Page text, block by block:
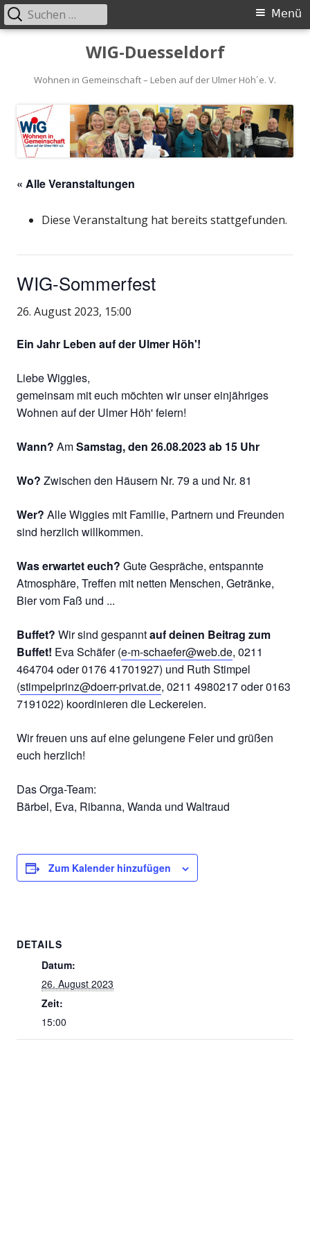
WIG-Duesseldorf
Wohnen in Gemeinschaft – Leben auf der Ulmer Höh´e. V.
Primäres
Menü
Suchen
nach:
« Alle Veranstaltungen
Diese Veranstaltung hat bereits stattgefunden.
WIG-Sommerfest
26. August 2023, 15:00
Ein Jahr Leben aufder Ulmer Höh'!
Liebe Wiggies,
gemeinsam mit euch möchten wir unser einjähriges
Wohnen auf der Ulmer Höh' feiern!
Wann? AmSamstag, den 26.08.2023 ab 15 Uhr
Wo? Zwischen den Häusern Nr. 79 a und Nr. 81
Wer? Alle Wiggies mit Familie, Partnern und Freunden
sind herzlich willkommen.
Was erwartet euch? Gute Gespräche, entspannte
Atmosphäre, Treffen mit netten Menschen, Getränke,
Bier vom Faß und ...
Buffet? Wir sind gespanntauf deinen Beitrag zum
Buffet! Eva Schäfer (e-m-schaefer@web.de, 0211
464704 oder 0176 41701927) und Ruth Stimpel
(stimpelprinz@doerr-privat.de, 0211 4980217 oder 0163
7191022) koordinieren die Leckereien.
Wir freuen uns auf eine gelungene Feier und grüßen
euch herzlich!
Das Orga-Team:
Bärbel, Eva, Ribanna, Wanda und Waltraud
Zum Kalender hinzufügen
DETAILS
Datum:
26. August 2023
Zeit:
15:00